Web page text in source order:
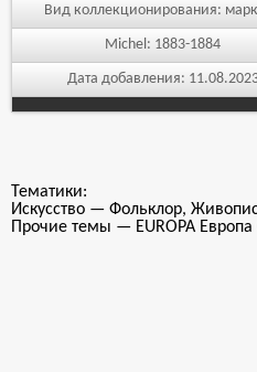
Вид коллекционирования:
Michel: 1883-1884
Дата добавления:
Тематики:
Искусство — Фольклор,
Прочие темы — EUROPA Европа